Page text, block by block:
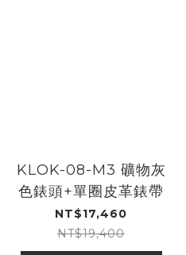
KLOK-08-M3 礦物灰
色錶頭+單圈皮革錶帶
NT$17,460
NT$19,400